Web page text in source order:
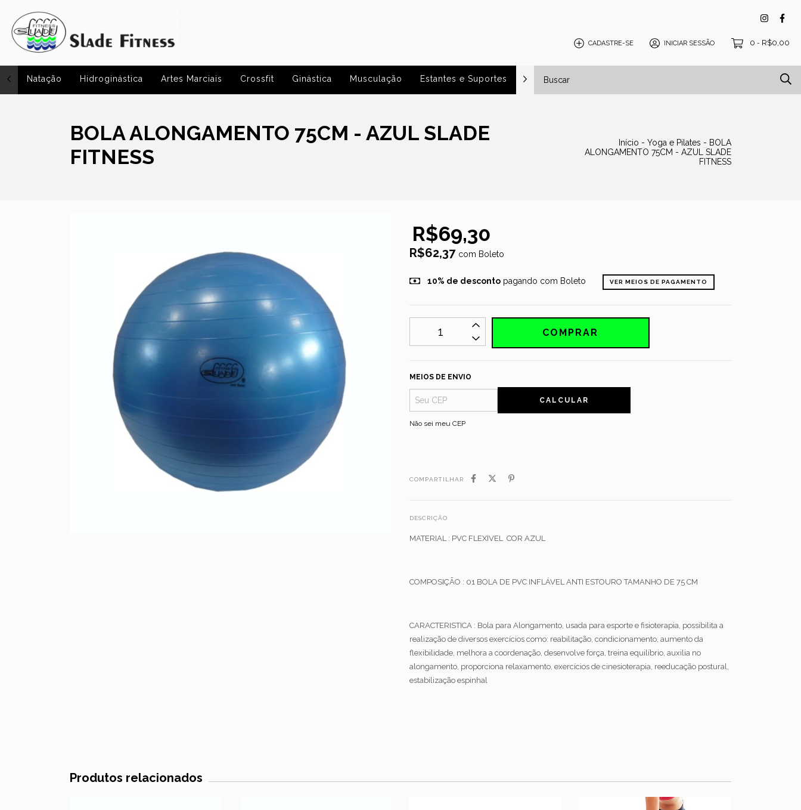
CADASTRE-SE INICIAR SESSÃO 0 - R$0,00
Natação Hidroginástica Artes Marciais Crossfit Ginástica Musculação Estantes e Suportes Pisos e Tatames
BOLA ALONGAMENTO 75CM - AZUL SLADE
FITNESS
Início - Yoga e Pilates - BOLA
ALONGAMENTO 75CM - AZUL SLADE
FITNESS
R$69,30
R$62,37 com Boleto
10% de descontopagando com Boleto VER MEIOS DE PAGAMENTO
MEIOS DE ENVIO
CALCULAR
Não sei meu CEP
COMPARTILHAR
DESCRIÇÃO
MATERIAL : PVC FLEXIVEL COR AZUL
COMPOSIÇÃO : 01 BOLA DE PVC INFLÁVEL ANTI ESTOURO TAMANHO DE 75 CM
CARACTERISTICA : Bola para Alongamento, usada para esporte e fisioterapia, possibilita a
realização de diversos exercícios como: reabilitação, condicionamento, aumento da
flexibilidade, melhora a coordenação, desenvolve força, treina equilíbrio, auxilia no
alongamento, proporciona relaxamento, exercícios de cinesioterapia, reeducação postural,
estabilização espinhal
Produtos relacionados